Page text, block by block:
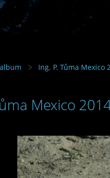
Ing. P. Tůma Mexico
Mexico